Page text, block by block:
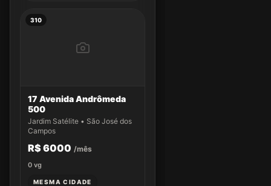
310
17 Avenida Andrômeda
500
Jardim Satélite • São José dos
Campos
R$ 6000 /mês
0 vg
MESMA CIDADE